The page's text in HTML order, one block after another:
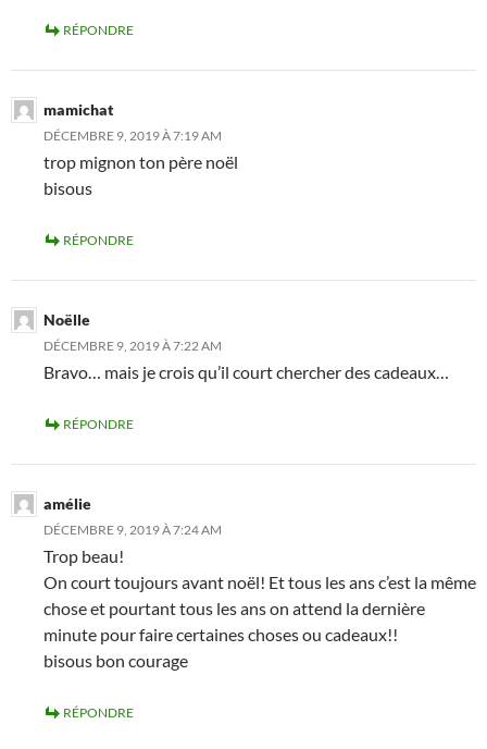
RÉPONDRE
mamichat
DÉCEMBRE 9, 2019 À 7:19 AM
trop mignon ton père noël
bisous
RÉPONDRE
Noëlle
DÉCEMBRE 9, 2019 À 7:22 AM
Bravo… mais je crois qu’il court chercher des cadeaux…
RÉPONDRE
amélie
DÉCEMBRE 9, 2019 À 7:24 AM
Trop beau!
On court toujours avant noël! Et tous les ans c’est la même
chose et pourtant tous les ans on attend la dernière
minute pour faire certaines choses ou cadeaux!!
bisous bon courage
RÉPONDRE